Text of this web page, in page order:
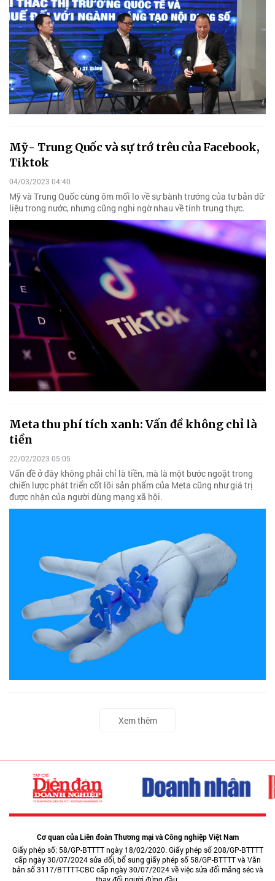
Mỹ- Trung Quốc và sự trớ trêu của Facebook,
Tiktok
04/03/2023 04:40
Mỹ và Trung Quốc cùng ôm mối lo về sự bành trướng của tư bản dữ
liệu trong nước, nhưng cũng nghi ngờ nhau về tính trung thực.
Meta thu phí tích xanh: Vấn đề không chỉ là
tiền
22/02/2023 05:05
Vấn đề ở đây không phải chỉ là tiền, mà là một bước ngoặt trong
chiến lược phát triển cốt lõi sản phẩm của Meta cũng như giá trị
được nhận của người dùng mạng xã hội.
Xem thêm
Cơ quan của Liên đoàn Thương mại và Công nghiệp Việt Nam
Giấy phép số: 58/GP-BTTTT ngày 18/02/2020. Giấy phép số 208/GP-BTTTT
cấp ngày 30/07/2024 sửa đổi, bổ sung giấy phép số 58/GP-BTTTT và Văn
bản số 3117/BTTTT-CBC cấp ngày 30/07/2024 về việc sửa đổi măng séc và